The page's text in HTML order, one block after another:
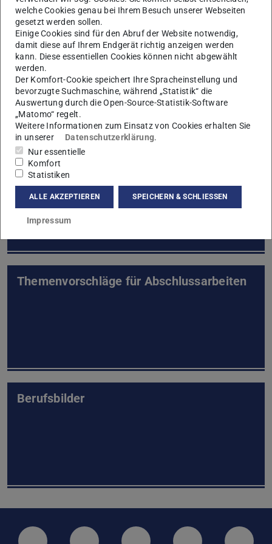
Veranstaltungszeitraum:SoSe
Semersterwochenstunden:4
Credit Points:6
Prüfung:
Studiengänge:M.Sc. WiBi, M.Sc. BI, M.Sc. UI, M.Sc. GG
Nützliche Links
Übersicht der Master-Lehrveranstaltungen
Themenvorschläge für Abschlussarbeiten
Berufsbilder
welche Cookies genau bei Ihrem Besuch unserer Webseiten
gesetzt werden sollen.
Einige Cookies sind für den Abruf der Website notwendig,
damit diese auf Ihrem Endgerät richtig anzeigen werden
kann. Diese essentiellen Cookies können nicht abgewählt
werden.
Der Komfort-Cookie speichert Ihre Spracheinstellung und
bevorzugte Suchmaschine, während „Statistik“ die
Auswertung durch die Open-Source-Statistik-Software
„Matomo“ regelt.
Weitere Informationen zum Einsatz von Cookies erhalten Sie
in unserer
Datenschutzerklärung.
Nur essentielle
Komfort
Statistiken
ALLE AKZEPTIEREN SPEICHERN & SCHLIESSEN
Impressum